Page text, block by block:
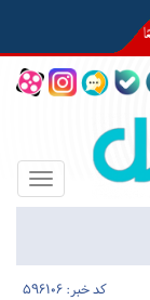
Toggle
کد خبر: 596106